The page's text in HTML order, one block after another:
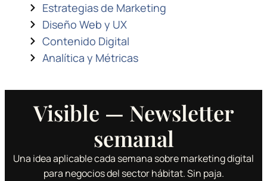
Estrategias de Marketing
Diseño Web y UX
Contenido Digital
Analítica y Métricas
Visible — Newsletter
semanal
Una idea aplicable cada semana sobre marketing digital
para negocios del sector hábitat. Sin paja.